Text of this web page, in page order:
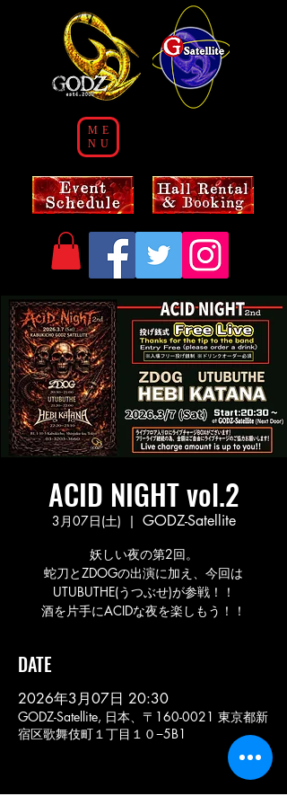
ME
NU
ACID NIGHT vol.2
3月07日(土)
  |
GODZ-Satellite
妖しい夜の第2回。
蛇刀とZDOGの出演に加え、今回は
UTUBUTHE(うつぶせ)が参戦！！
酒を片手にACIDな夜を楽しもう！！
DATE
2026年3月07日 20:30
GODZ-Satellite, 日本、〒160-0021 東京都新
宿区歌舞伎町１丁目１０−5B1